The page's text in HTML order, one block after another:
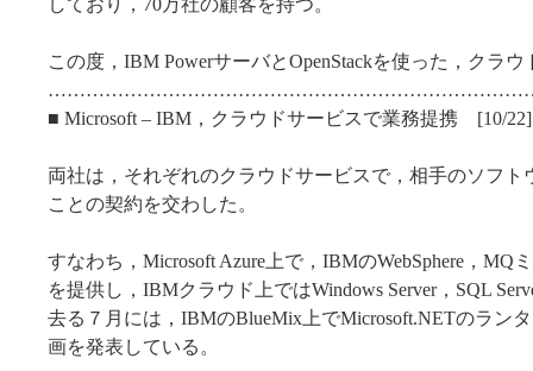
しており，70万社の顧客を持つ。
この度，IBM PowerサーバとOpenStackを使った，クラ
■ Microsoft – IBM，クラウドサービスで業務提携 [10/22]
両社は，それぞれのクラウドサービスで，相手のソフト
ことの契約を交わした。
すなわち，Microsoft Azure上で，IBMのWebSphere，MQ
を提供し，IBMクラウド上ではWindows Server，SQL
去る７月には，IBMのBlueMix上でMicrosoft.NETのラン
画を発表している。